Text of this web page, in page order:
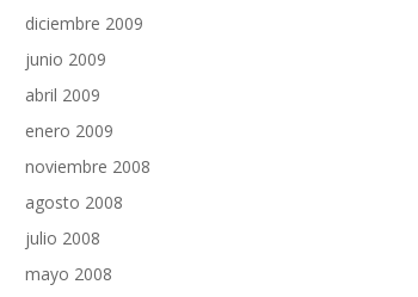
diciembre 2009
junio 2009
abril 2009
enero 2009
noviembre 2008
agosto 2008
julio 2008
mayo 2008